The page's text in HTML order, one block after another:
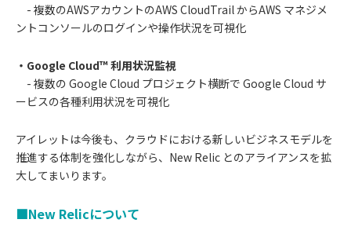
- 複数のAWSアカウントのAWS CloudTrail からAWS マネジメ
ントコンソールのログインや操作状況を可視化
・Google Cloud™ 利用状況監視
- 複数の Google Cloud プロジェクト横断で Google Cloud サ
ービスの各種利用状況を可視化
アイレットは今後も、クラウドにおける新しいビジネスモデルを
推進する体制を強化しながら、New Relic とのアライアンスを拡
大してまいります。
■New Relicについて